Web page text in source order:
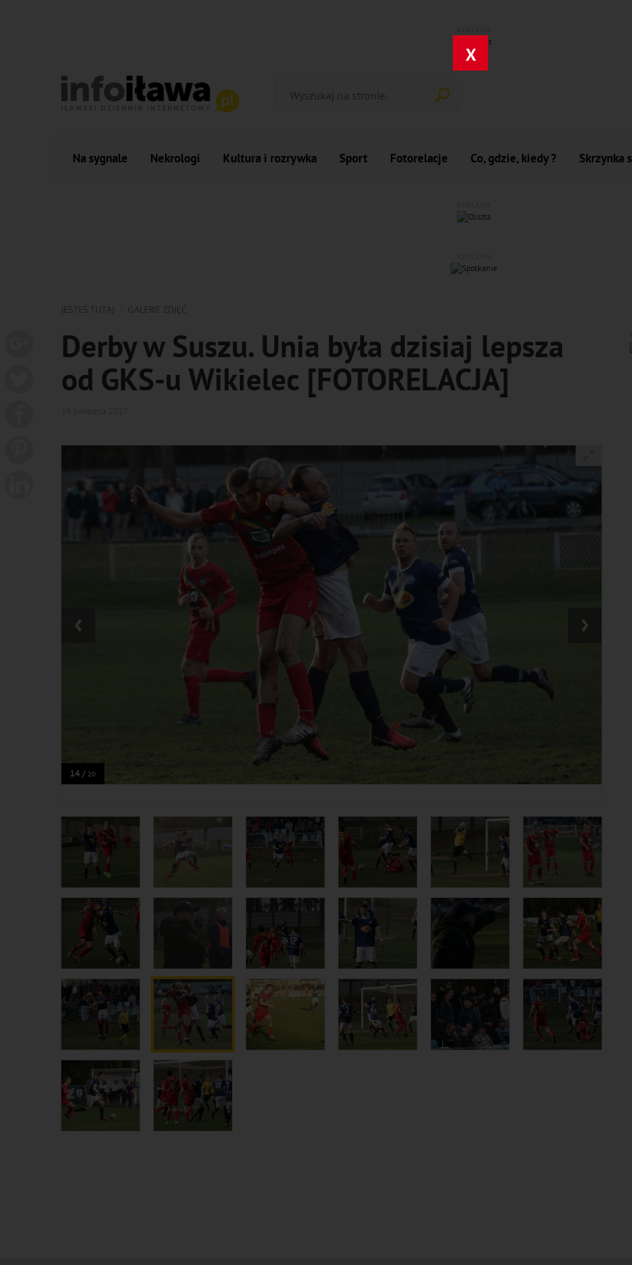
X
Na sygnale Nekrologi Kultura i rozrywka Sport Fotorelacje Co, gdzie, kiedy ? Skrzynka
JESTEŚ TUTAJ GALERIE ZDJĘĆ
Derby w Suszu. Unia była dzisiaj lepsza
od GKS-u Wikielec [FOTORELACJA]
14 / 20
‹ ›